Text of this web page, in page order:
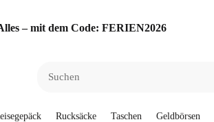
– mit dem Code: FERIEN2026
Rucksäcke Taschen Geldbörsen